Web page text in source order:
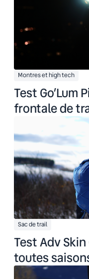
Montres et high tech
Test Go’Lum
frontale de
Sac de trail
Test Adv
toutes